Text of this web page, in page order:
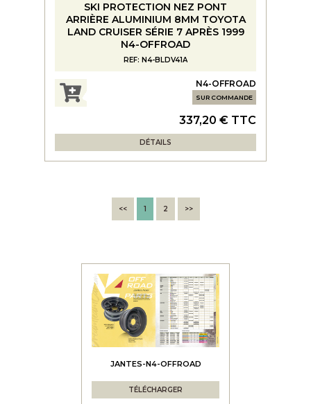
SKI PROTECTION NEZ PONT
ARRIÈRE ALUMINIUM 8MM TOYOTA
LAND CRUISER SÉRIE 7 APRÈS 1999
N4-OFFROAD
REF: N4-BLDV41A
N4-OFFROAD
SUR COMMANDE
337,20 € TTC
DÉTAILS
<< 1 2 >>
JANTES-N4-OFFROAD
TÉLÉCHARGER